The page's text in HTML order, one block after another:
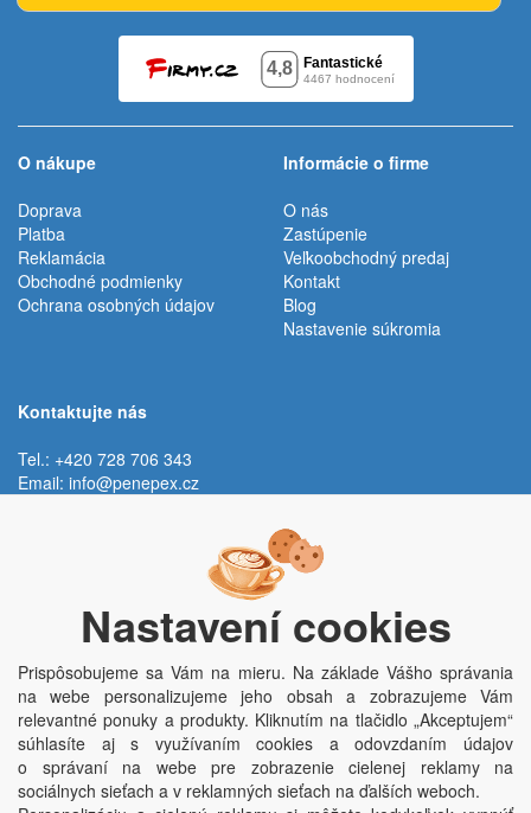
O nákupe
Doprava
Platba
Reklamácia
Obchodné podmienky
Ochrana osobných údajov
Informácie o firme
O nás
Zastúpenie
Veľkoobchodný predaj
Kontakt
Blog
Nastavenie súkromia
Kontaktujte nás
Tel.: +420 728 706 343
Email: info@penepex.cz
Trávník 2076, 686 03 Staré Město
Copyright © Penepex s.r.o. 2025, powered byABRA E-shop
Penepex s.r.o., Za Špicí 1798, 686 03 Staré Město; IČO: 03220923; DIČ:
Nastavení cookies
Prispôsobujeme sa Vám na mieru. Na základe Vášho správania
na webe personalizujeme jeho obsah a zobrazujeme Vám
relevantné ponuky a produkty. Kliknutím na tlačidlo „Akceptujem“
súhlasíte aj s využívaním cookies a odovzdaním údajov
o správaní na webe pre zobrazenie cielenej reklamy na
sociálnych sieťach a v reklamných sieťach na ďalších weboch.